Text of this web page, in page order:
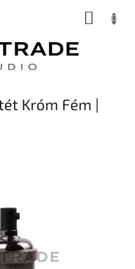
KOSÁR
Króm Fém |